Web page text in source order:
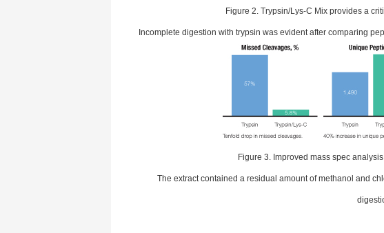
Figure 2. Trypsin/Lys-C Mix provides a
Incomplete digestion with trypsin was evident after comparing
Figure 3. Improved mass spec
The extract contained a residual amount of methanol and